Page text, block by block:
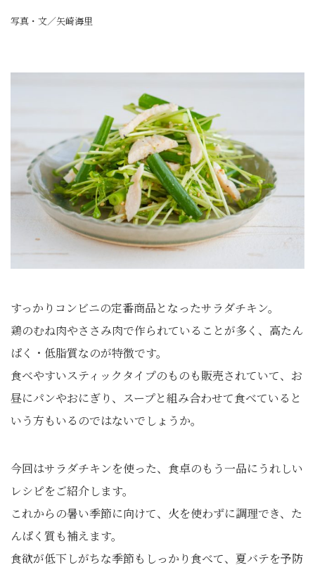
写真・文／矢崎海里
すっかりコンビニの定番商品となったサラダチキン。
鶏のむね肉やささみ肉で作られていることが多く、高たん
ぱく・低脂質なのが特徴です。
食べやすいスティックタイプのものも販売されていて、お
昼にパンやおにぎり、スープと組み合わせて食べていると
いう方もいるのではないでしょうか。
今回はサラダチキンを使った、食卓のもう一品にうれしい
レシピをご紹介します。
これからの暑い季節に向けて、火を使わずに調理でき、た
んぱく質も補えます。
食欲が低下しがちな季節もしっかり食べて、夏バテを予防